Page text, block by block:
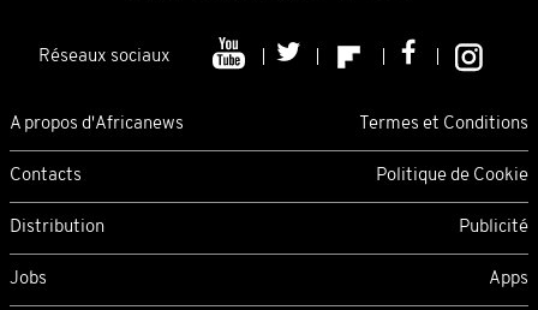
Réseaux sociaux
A propos d'Africanews Termes et Conditions
Contacts Politique de Cookie
Distribution Publicité
Jobs Apps